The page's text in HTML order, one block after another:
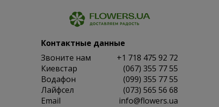
Контактные данные
Звоните нам
+1 718 475 92 72
Киевстар
(067) 355 77 55
Водафон
(099) 355 77 55
Лайфсел
(073) 565 56 68
Email
info@flowers.ua